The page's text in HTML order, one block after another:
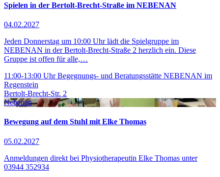
Spielen in der Bertolt-Brecht-Straße im NEBENAN
04.02.2027
Jeden Donnerstag um 10:00 Uhr lädt die Spielgruppe im
NEBENAN in der Bertolt-Brecht-Straße 2 herzlich ein. Diese
Gruppe ist offen für alle,…
11:00-13:00 UhrBegegnungs- und Beratungsstätte NEBENAN im
Regenstein
Bertolt-Brecht-Str. 2
Nebenan
Bewegung auf dem Stuhl mit Elke Thomas
05.02.2027
Anmeldungen direkt bei Physiotherapeutin Elke Thomas unter
03944 352934